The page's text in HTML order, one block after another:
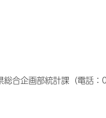
総合企画部統計課（電話